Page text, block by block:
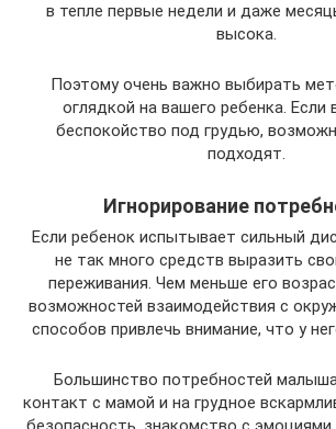
в тепле первые недели и даже
высока.
Поэтому очень важно выбирать
оглядкой на вашего ребенка. Если
беспокойство под грудью,
подходят.
Игнорирование
Если ребенок испытывает сильный
не так много средств выразить
переживания. Чем меньше его
возможностей взаимодействия с
способов привлечь внимание, что у
Большинство потребностей
контакт с мамой и на грудное